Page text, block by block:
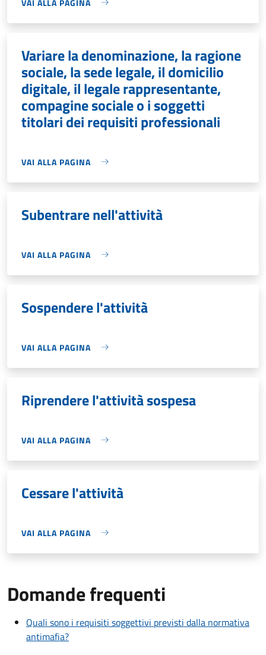
VAI ALLA PAGINA
Variare la denominazione, la ragione
sociale, la sede legale, il domicilio
digitale, il legale rappresentante,
compagine sociale o i soggetti
titolari dei requisiti professionali
VAI ALLA PAGINA
Subentrare nell'attività
VAI ALLA PAGINA
Sospendere l'attività
VAI ALLA PAGINA
Riprendere l'attività sospesa
VAI ALLA PAGINA
Cessare l'attività
VAI ALLA PAGINA
Domande frequenti
Quali sono i requisiti soggettivi previsti dalla normativa
antimafia?